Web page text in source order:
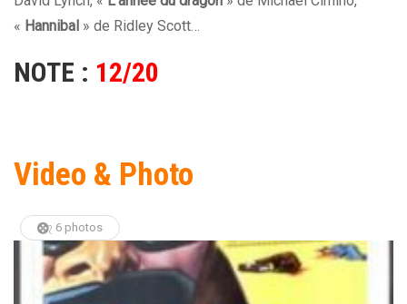
« Hannibal » de Ridley Scott…
NOTE : 12/20
Video & Photo
6 photos